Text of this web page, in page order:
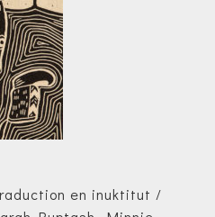
en inuktitut /